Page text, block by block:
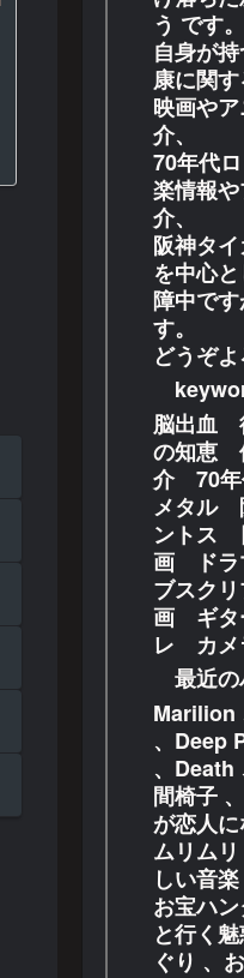
う です。
自身が
康に関す
映画や
介、
70年代
楽情報
介、
阪神タ
を中心
障中で
す。
どうぞ
脳出血
の知恵
介 70年
メタル
ントス
画 ド
ブスク
画 ギタ
レ カ
最近の
Marilion
、Deep
、Death
間椅子
が恋人
ムリム
しい音
お宝ハ
と行く
ぐり 、